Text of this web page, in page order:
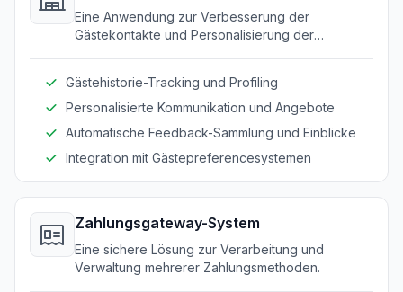
Eine Anwendung zur Verbesserung der
Gästekontakte und Personalisierung der
Gästehistorie-Tracking und Profiling
Personalisierte Kommunikation und Angebote
Automatische Feedback-Sammlung und Einblicke
Integration mit Gästepreferencesystemen
Zahlungsgateway-System
Eine sichere Lösung zur Verarbeitung und
Verwaltung mehrerer Zahlungsmethoden.